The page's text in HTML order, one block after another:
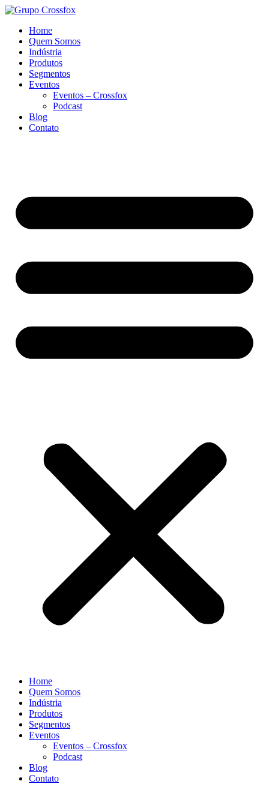
Home
Quem Somos
Indústria
Produtos
Segmentos
Eventos
Eventos – Crossfox
Podcast
Blog
Contato
Home
Quem Somos
Indústria
Produtos
Segmentos
Eventos
Eventos – Crossfox
Podcast
Blog
Contato